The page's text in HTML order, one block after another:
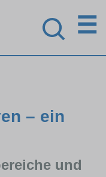
☰
– ein
und